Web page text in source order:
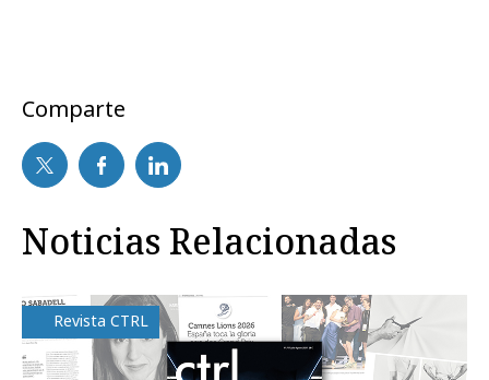
Comparte
Noticias Relacionadas
Revista CTRL